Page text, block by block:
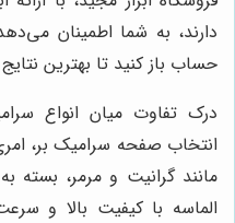
دارند، به شما اطمینان
حساب باز کنید تا بهترین
درک تفاوت میان انواع
انتخاب صفحه سرامیک بر،
مانند گرانیت و مرمر، بسته
الماسه با کیفیت بالا و